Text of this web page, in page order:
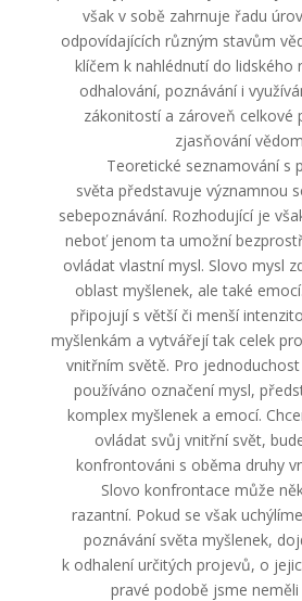
však v sobě zahrnuje řadu
odpovídajících různým stavům
klíčem k nahlédnutí do lidského
odhalování, poznávání i
zákonitostí a zároveň celkové
zjasňování
Teoretické seznamování s
světa představuje významnou
sebepoznávání. Rozhodující je
neboť jenom ta umožní
ovládat vlastní mysl. Slovo mysl
oblast myšlenek, ale také
připojují s větší či menší
myšlenkám a vytvářejí tak celek
vnitřním světě. Pro
používáno označení mysl,
komplex myšlenek a emocí.
ovládat svůj vnitřní svět,
konfrontováni s oběma druhy
Slovo konfrontace může
razantní. Pokud se však
poznávání světa myšlenek,
k odhalení určitých projevů, o
pravé podobě jsme